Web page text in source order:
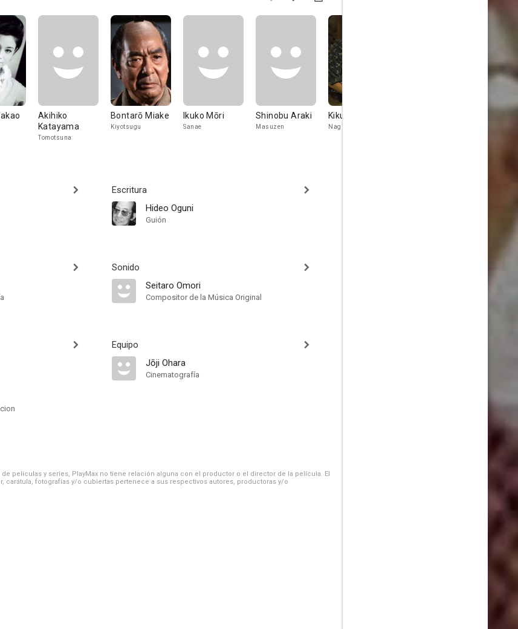
Akihiko
Katayama
Tomotsuna
Bontarō Miake
Kiyotsugu
Ikuko Mōri
Sanae
Shinobu Araki
Masuzen
Kikue Mōri
Nagisa
Escritura
Hideo Oguni
Guión
Sonido
Seitaro Omori
Compositor de la Música Original
Equipo
Jōji Ohara
Cinematografía
películas y series, PlayMax no tiene relación alguna con el productor o el director de la película. El
carátula, fotografías y/o cubiertas pertenece a sus respectivos autores, productoras y/o